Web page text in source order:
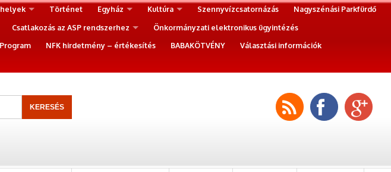
Történet Egyház Kultúra Szennyvízcsatornázás
Nagyszénási Parkfürdő
Csatlakozás az ASP rendszerhez
Önkormányzati elektronikus ügyintézés
NFK hirdetmény – értékesítés BABAKÖTVÉNY
Választási információk